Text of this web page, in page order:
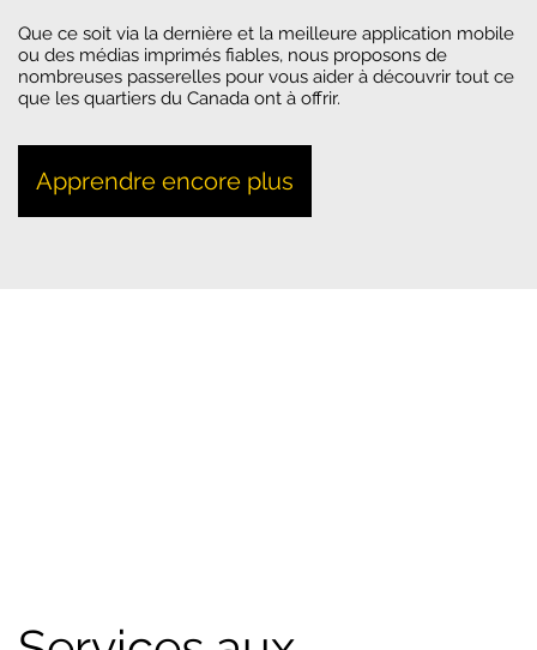
Que ce soit via la dernière et la meilleure application mobile
ou des médias imprimés fiables, nous proposons de
nombreuses passerelles pour vous aider à découvrir tout ce
que les quartiers du Canada ont à offrir.
Apprendre encore plus